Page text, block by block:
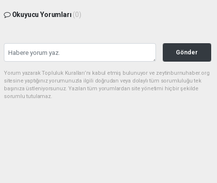
Okuyucu Yorumları (0)
Gönder
Yorum yazarak Topluluk Kuralları’nı kabul etmiş bulunuyor ve zeytinburnuhaber.org
sitesine yaptığınız yorumunuzla ilgili doğrudan veya dolaylı tüm sorumluluğu tek
başınıza üstleniyorsunuz. Yazılan tüm yorumlardan site yönetimi hiçbir şekilde
sorumlu tutulamaz.